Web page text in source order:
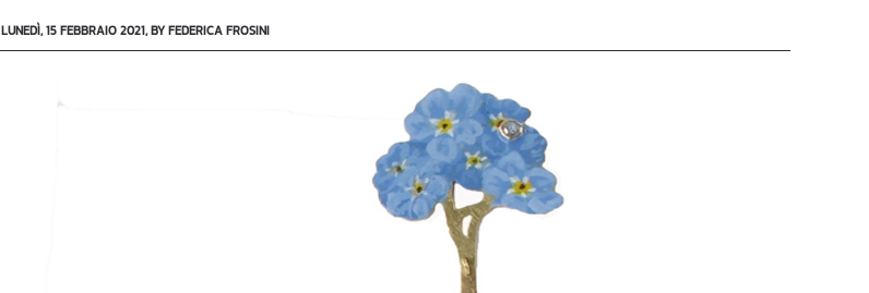
LUNEDÌ, 15 FEBBRAIO 2021, BY FEDERICA FROSINI